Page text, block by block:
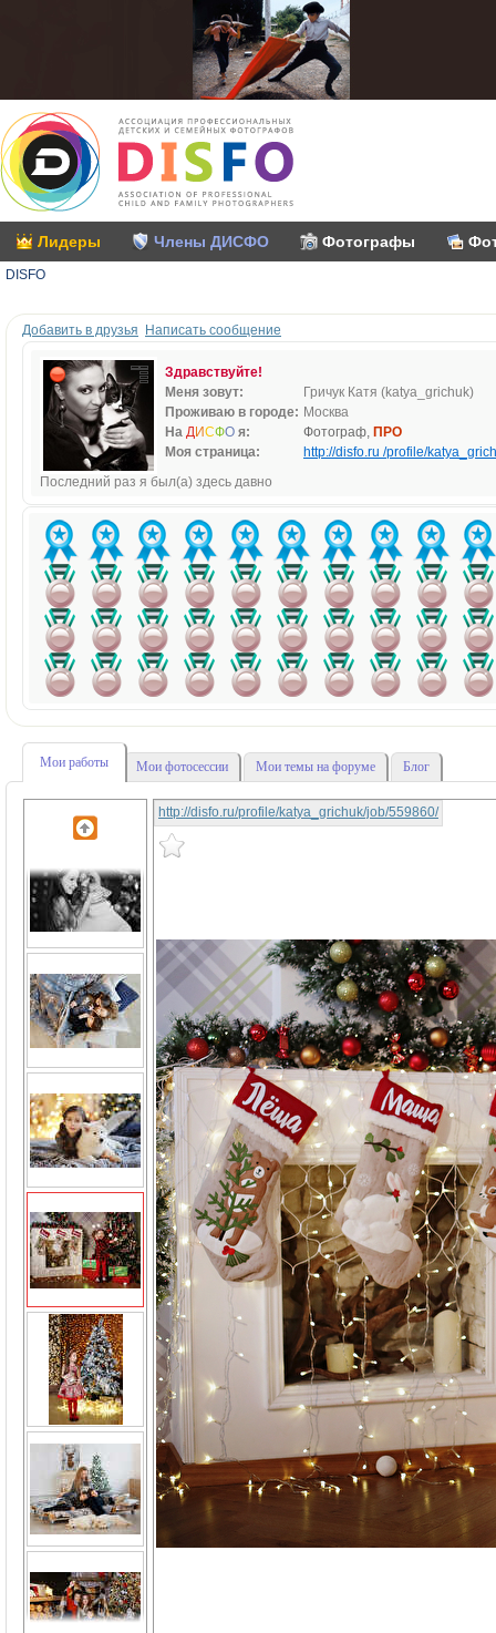
Лидеры Члены ДИСФО Фотографы
DISFO
Добавить в друзья Написать сообщение
Здравствуйте!
Меня зовут:
Гричук Катя (katya_grichuk)
Проживаю в городе: Москва
На ДИСФО я: Фотограф, ПРО
Моя страница:
http://disfo.ru /profile/
Последний раз я был(а) здесь давно
Мои работы Мои фотосессии Мои темы на форуме Блог
http://disfo.ru/profile/katya_grichuk/job/559860/